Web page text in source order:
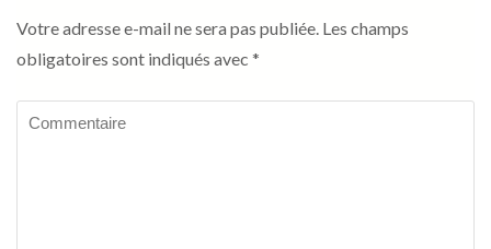
Votre adresse e-mail ne sera pas publiée. Les champs
obligatoires sont indiqués avec *
Commentaire